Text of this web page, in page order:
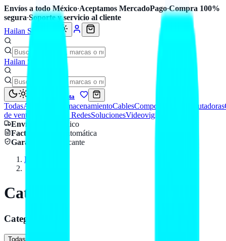
Envíos a todo México·Aceptamos MercadoPago·Compra 100%
segura·Soporte y servicio al cliente
Hailan Store
Hailan Store
Mi cuenta
TodasAccesorios AlmacenamientoCablesComponentes Computadoras
de venta
Seguridad y RedesSolucionesVideovigilancia
Envío
a todo México
Factura CFDI
automática
Garantía
de fabricante
Inicio
Catálogo
Categorías
Todas